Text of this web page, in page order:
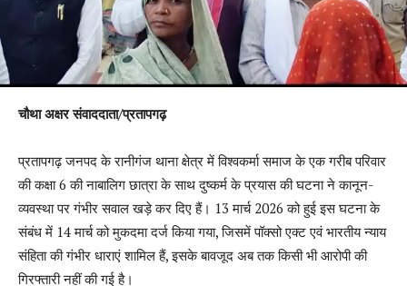
चौथा अक्षर संवाददाता/प्रतापगढ़
प्रतापगढ़ जनपद के रानीगंज थाना क्षेत्र में विश्वकर्मा समाज के एक गरीब परिवार
की कक्षा 6 की नाबालिग छात्रा के साथ दुष्कर्म के प्रयास की घटना ने कानून-
व्यवस्था पर गंभीर सवाल खड़े कर दिए हैं। 13 मार्च 2026 को हुई इस घटना के
संबंध में 14 मार्च को मुकदमा दर्ज किया गया, जिसमें पॉक्सो एक्ट एवं भारतीय न्याय
संहिता की गंभीर धाराएं शामिल हैं, इसके बावजूद अब तक किसी भी आरोपी की
गिरफ्तारी नहीं की गई है।